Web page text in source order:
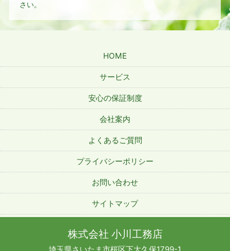
さい。
HOME
サービス
安心の保証制度
会社案内
よくあるご質問
プライバシーポリシー
お問い合わせ
サイトマップ
株式会社 小川工務店